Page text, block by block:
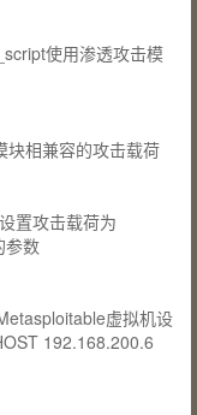
使用渗透攻击模
块相兼容的攻击载荷
设置攻击载荷为
参数
虚拟机设
192.168.200.6